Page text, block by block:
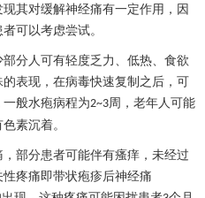
其对缓解神经痛有一定作用，因
可以考虑尝试。
分人可有轻度乏力、低热、食欲
表现，在病毒快速复制之后，可
般水疱病程为2~3周，老年人可能
素沉着。
部分患者可能伴有瘙痒，未经过
疼痛即带状疱疹后神经痛